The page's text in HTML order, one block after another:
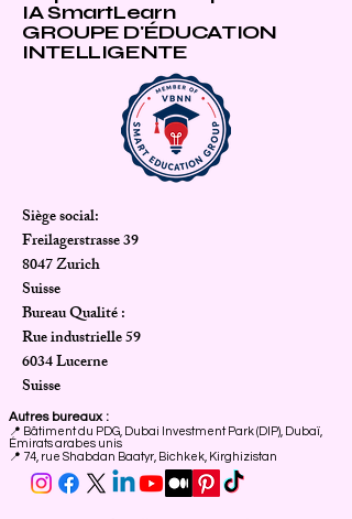
IA SmartLearn
GROUPE D'ÉDUCATION
INTELLIGENTE
Siège social:
Freilagerstrasse 39
8047 Zurich
Suisse
Bureau Qualité :
Rue industrielle 59
6034 Lucerne
Suisse
Autres bureaux :
📍 Bâtiment du PDG, Dubai Investment Park (DIP), Dubaï,
Émirats arabes unis
📍 74, rue Shabdan Baatyr, Bichkek, Kirghizistan